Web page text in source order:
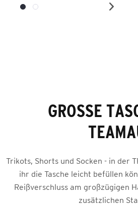
GROSSE
Trikots, Shorts und Socken - in der
ihr die Tasche leicht befüllen
Reißverschluss am großzügigen
zusätzlichen